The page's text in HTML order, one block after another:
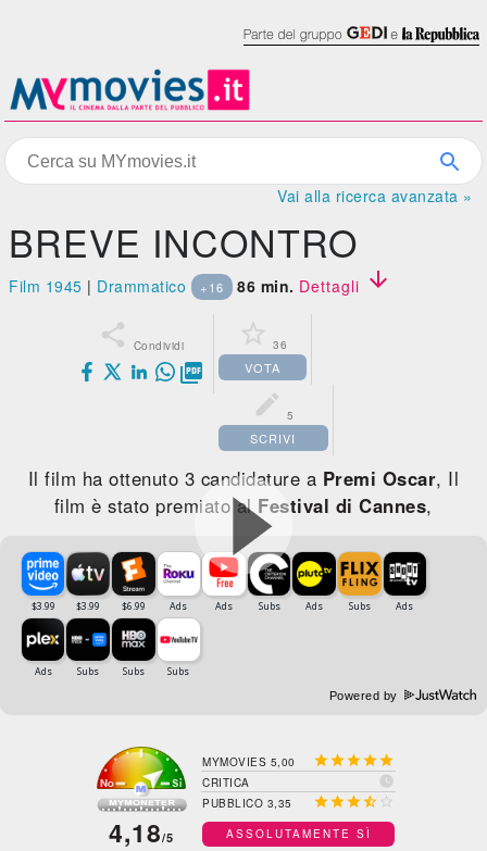
Vai alla ricerca avanzata »
BREVE INCONTRO
Film 1945 | Drammatico +16 86 min. Dettagli 
 Condividi

 36
VOTA
 5
SCRIVI
Il film ha ottenuto 3 candidature a Premi Oscar, Il
film è stato premiato alFestival di Cannes,
Powered by
4,18/5
MYMOVIES 5,00 
CRITICA 
PUBBLICO 3,35  
ASSOLUTAMENTE SÌ